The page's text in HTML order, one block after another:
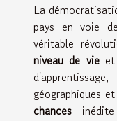
La
pays en voie
véritable
niveau de vieet
géographiques
chances